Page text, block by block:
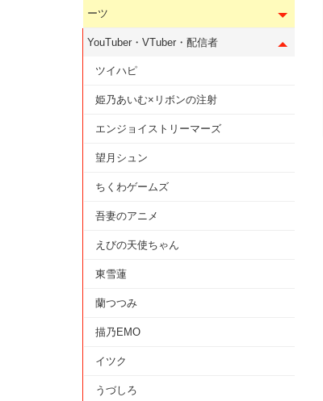
ーツ
YouTuber・VTuber・配信者
ツイハピ
姫乃あいむ×リボンの注射
エンジョイストリーマーズ
望月シュン
ちくわゲームズ
吾妻のアニメ
えびの天使ちゃん
東雪蓮
蘭つつみ
描乃EMO
イツク
うづしろ